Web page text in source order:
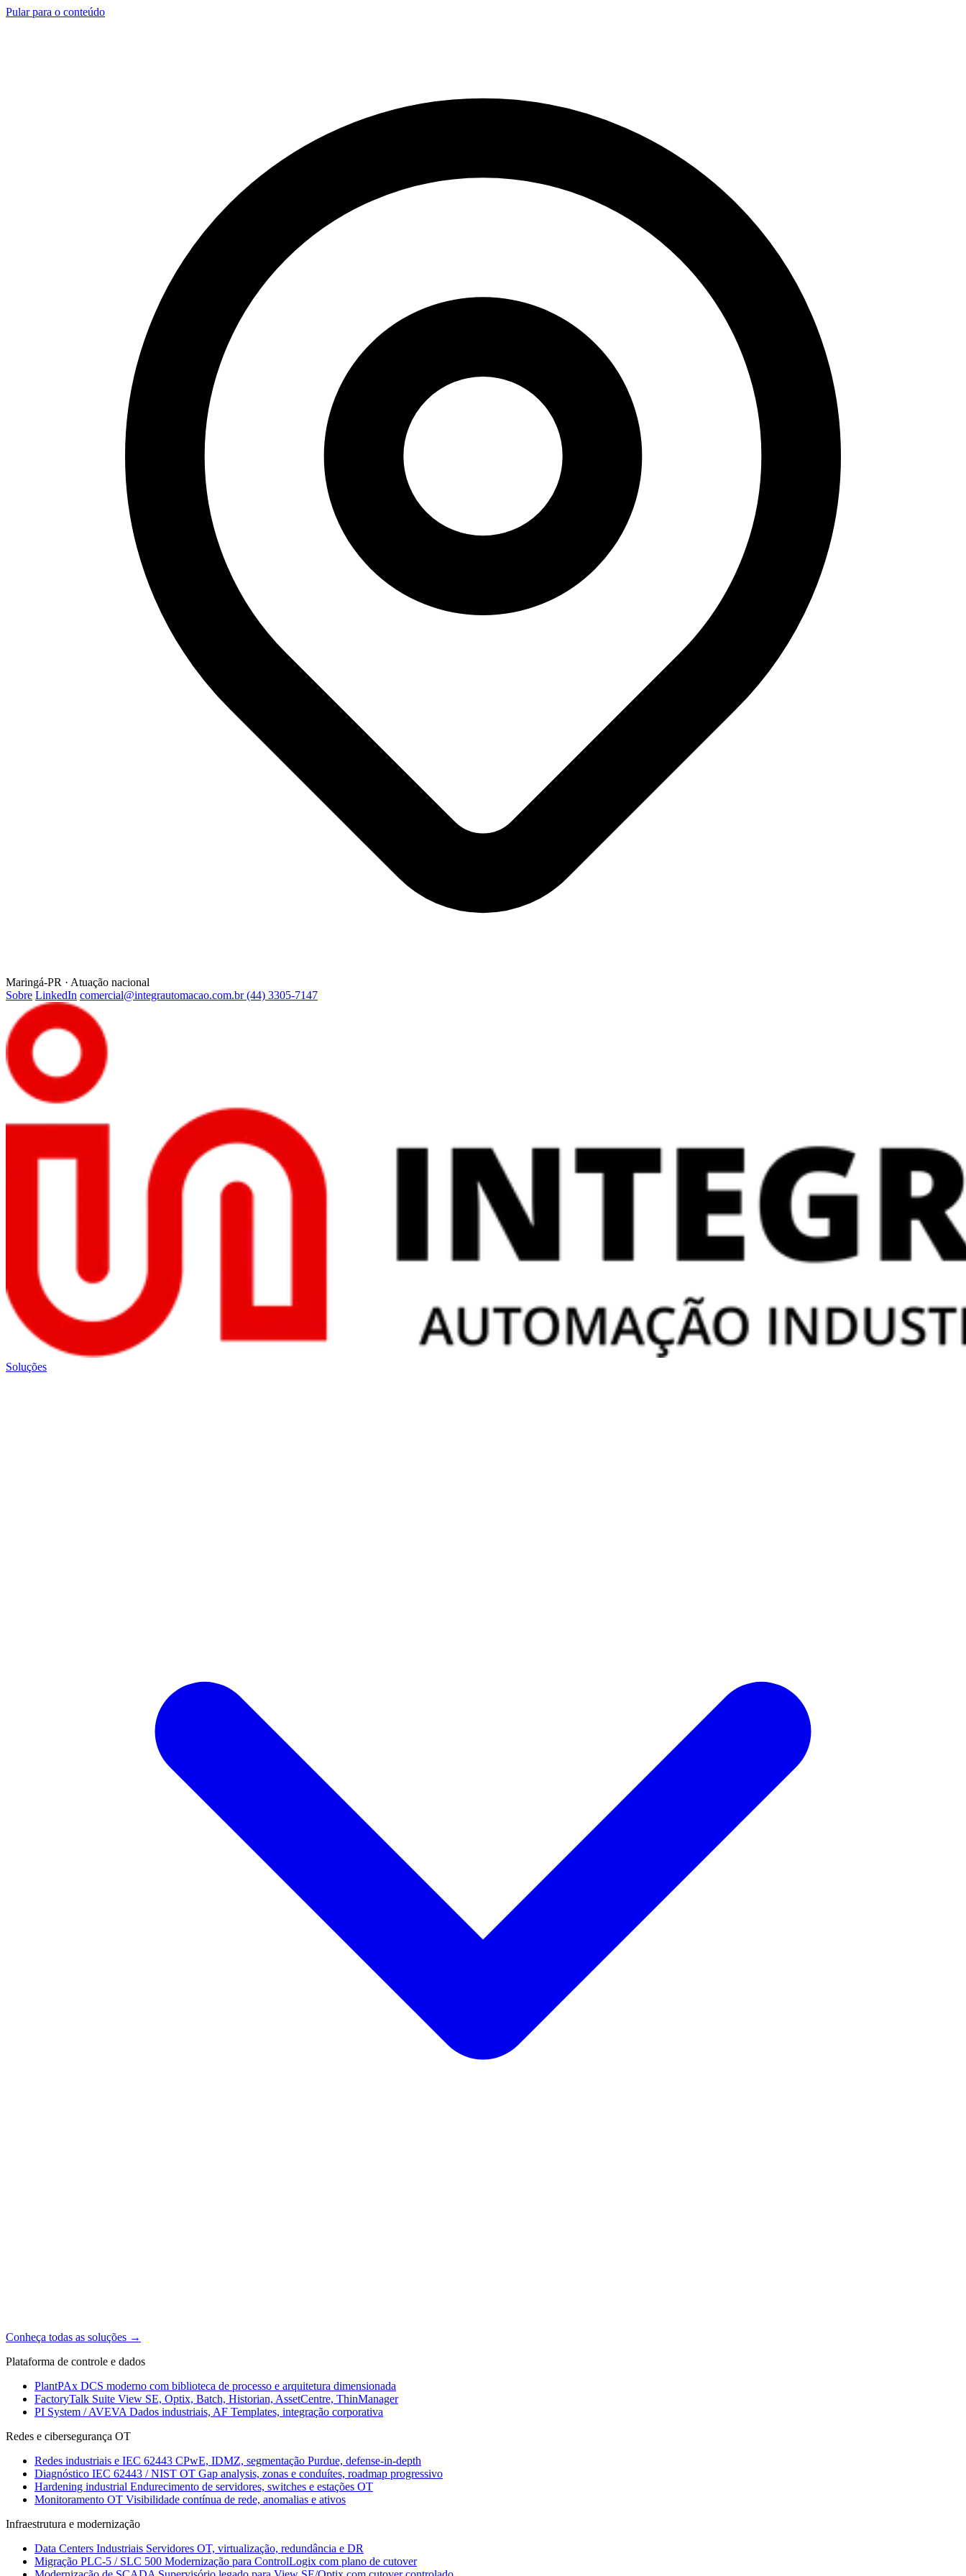
Pular para o conteúdo
Maringá-PR · Atuação nacional
Sobre LinkedIn comercial@integrautomacao.com.br(44) 3305-7147
Soluções
Conheça todas as soluções →
Plataforma de controle e dados
PlantPAx DCS moderno com biblioteca de processo e arquitetura dimensionada
FactoryTalk Suite View SE, Optix, Batch, Historian, AssetCentre, ThinManager
PI System / AVEVA Dados industriais, AF Templates, integração corporativa
Redes e cibersegurança OT
Redes industriais e IEC 62443 CPwE, IDMZ, segmentação Purdue, defense-in-depth
Diagnóstico IEC 62443 / NIST OT Gap analysis, zonas e conduítes, roadmap progressivo
Hardening industrial Endurecimento de servidores, switches e estações OT
Monitoramento OT Visibilidade contínua de rede, anomalias e ativos
Infraestrutura e modernização
Data Centers Industriais Servidores OT, virtualização, redundância e DR
Migração PLC-5 / SLC 500 Modernização para ControlLogix com plano de cutover